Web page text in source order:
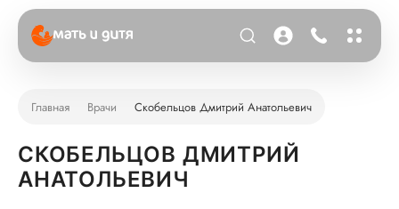
Главная Врачи Скобельцов Дмитрий Анатольевич
СКОБЕЛЬЦОВ ДМИТРИЙ
АНАТОЛЬЕВИЧ